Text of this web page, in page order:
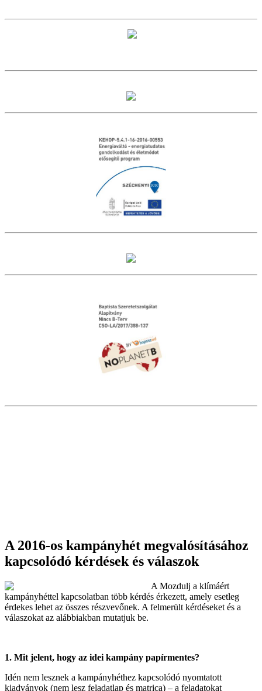
A 2016-os kampányhét megvalósításához
kapcsolódó kérdések és válaszok
A Mozdulj a klímáért
kampányhéttel kapcsolatban több kérdés érkezett, amely esetleg
érdekes lehet az összes részvevőnek. A felmerült kérdéseket és a
válaszokat az alábbiakban mutatjuk be.
1. Mit jelent, hogy az idei kampány papírmentes?
Idén nem lesznek a kampányhéthez kapcsolódó nyomtatott
kiadványok (nem lesz feladatlap és matrica) – a feladatokat